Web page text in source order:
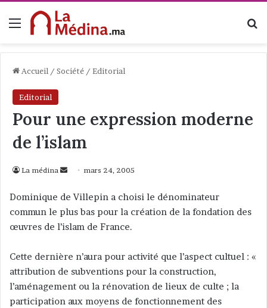
Menu
Accueil / Société / Editorial
Editorial
Pour une expression moderne
de l’islam
La médina
v
o
y
r
u
n
c
mars 24, 2005
Dominique de Villepin a choisi le dénominateur
commun le plus bas pour la création de la fondation des
œuvres de l’islam de France.
Cette dernière n’aura pour activité que l’aspect cultuel : «
attribution de subventions pour la construction,
l’aménagement ou la rénovation de lieux de culte ; la
participation aux moyens de fonctionnement des